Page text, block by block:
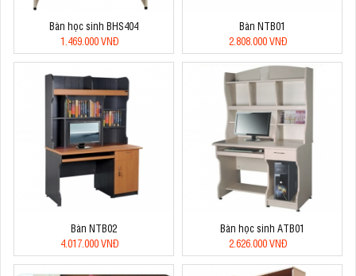
Bàn học sinh BHS404
1.469.000 VNĐ
Bàn NTB01
2.808.000 VNĐ
Bàn NTB02
4.017.000 VNĐ
Bàn học sinh ATB01
2.626.000 VNĐ